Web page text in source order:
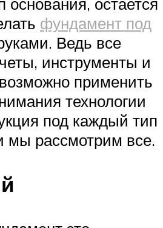
фундамент под
Ведь все
инструменты и
применить
технологии
под каждый тип
мы рассмотрим все.